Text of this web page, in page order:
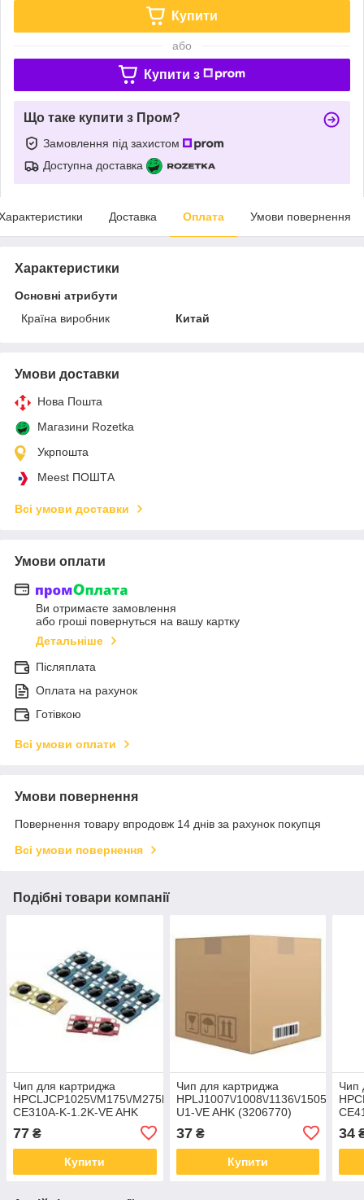
Купити
або
Купити з
Що таке купити з Пром?
Замовлення під захистом
Доступна доставка
Доставка Оплата Умови повернення
Характеристики
Основні атрибути
Країна виробник
Китай
Умови доставки
Нова Пошта
Магазини Rozetka
Укрпошта
Meest ПОШТА
Всі умови доставки
Умови оплати
Ви отримаєте замовлення
або гроші повернуться на вашу картку
Детальніше
Післяплата
Оплата на рахунок
Готівкою
Всі умови оплати
Умови повернення
Повернення товару впродовж 14 днів за рахунок покупця
Всі умови повернення
Подібні товари компанії
Чип для картриджа
HPCLJCP1025\/M175\/M275blackH-
CE310A-K-1.2K-VE AHK
77 ₴
Купити
Чип для картриджа
HPLJ1007\/1008\/1136\/1505\/
U1-VE AHK (3206770)
37₴
Купити
Чип
34